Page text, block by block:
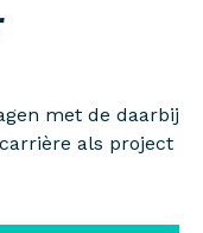
met de daarbij
als project